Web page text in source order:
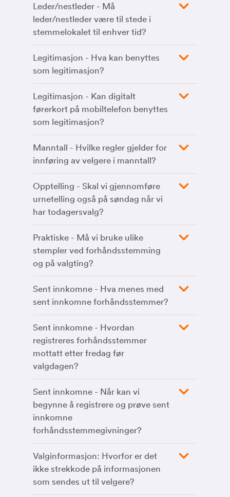
Leder/nestleder - Må
leder/nestleder være til stede i
stemmelokalet til enhver tid?
Legitimasjon - Hva kan benyttes
som legitimasjon?
Legitimasjon - Kan digitalt
førerkort på mobiltelefon benyttes
som legitimasjon?
Manntall - Hvilke regler gjelder for
innføring av velgere i manntall?
Opptelling - Skal vi gjennomføre
urnetelling også på søndag når vi
har todagersvalg?
Praktiske - Må vi bruke ulike
stempler ved forhåndsstemming
og på valgting?
Sent innkomne - Hva menes med
sent innkomne forhåndsstemmer?
Sent innkomne - Hvordan
registreres forhåndsstemmer
mottatt etter fredag før
valgdagen?
Sent innkomne - Når kan vi
begynne å registrere og prøve sent
innkomne
forhåndsstemmegivninger?
Valginformasjon: Hvorfor er det
ikke strekkode på informasjonen
som sendes ut til velgere?